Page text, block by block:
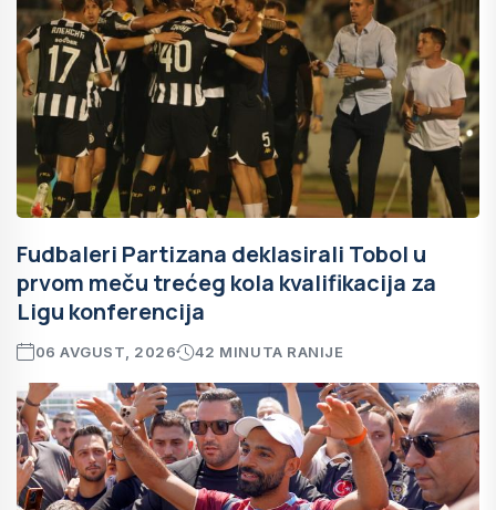
Fudbaleri Partizana deklasirali Tobol u
prvom meču trećeg kola kvalifikacija za
Ligu konferencija
06 AVGUST, 2026 42 MINUTA RANIJE